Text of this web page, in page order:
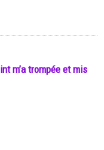
m’a trompée et mis